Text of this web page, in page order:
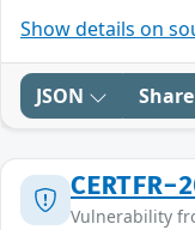
Show details on
JSON Share
Vulnerability